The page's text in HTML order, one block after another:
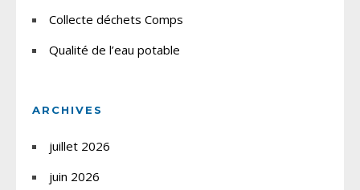
Collecte déchets Comps
Qualité de l’eau potable
ARCHIVES
juillet 2026
juin 2026